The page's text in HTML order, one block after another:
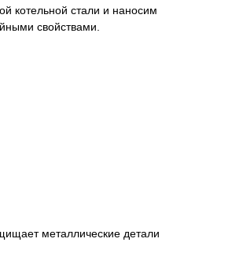
котельной стали и наносим
свойствами.
металлические детали